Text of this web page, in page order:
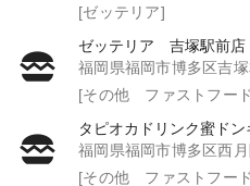
[ゼッテリア]
ゼッテリア 吉塚駅前店
福岡県福岡市博多区吉
[その他 ファストフー
タピオカドリンク蜜ド
福岡県福岡市博多区西
[その他 ファストフー